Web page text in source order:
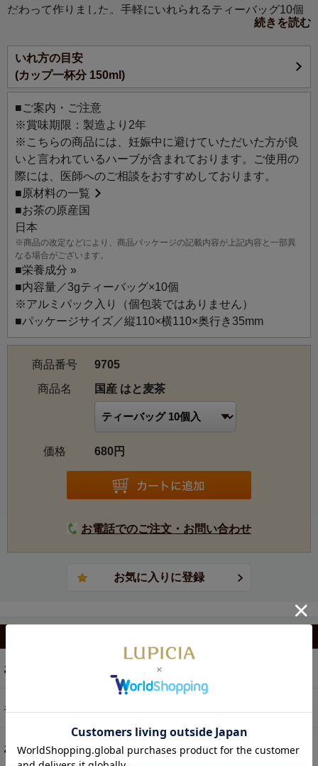
だわって作りました。手軽にいれられるティーバッグ10個
入です。温かい風合いの箱入で、贈りものにも最適です。
毎日の水分補給におすすめの、香り高い風味のお茶。美容
と健康を維持したい方に。
【産地】
富山
【生産者のこだわり】
良質なはと麦を作るためには「水が豊かであること」「肥
沃な土地であること」などの条件が必要です。
栽培に適した土地で育まれたはと麦を圧力蒸しによって
100％アルファー化(糊化＝熱を加えてデンプンを粘りのあ
る状態にすること)させた後に、独特な直火式焙煎すること
によって、はと麦本来の香ばしい風味を引き出していま
す。
【風味の特徴】
続きを読む
いれ方の目安
(カップ一杯分 150ml)
■ご案内・ご注意
※賞味期限：製造より2年
※こちらの商品には、妊娠中に避けていただいた方が良
いと言われているハーブが含まれております。ご使用の
際には、医師へのご相談をおすすめしております。
■原材料の一覧
■お茶の原産国
日本
※商品の改定などにより、商品パッケージの記載内容が上記内容と一部異
なる場合がございます。
■栄養成分 »
■内容量／3gティーバッグ×10個
※アルミパック入り（個包装ではありません）
■パッケージサイズ／縦110×横110×奥行き35mm
商品番号
9705
商品名
国産 はと麦茶
価格 680円
お電話でのご注文・お問い合わせ
お茶
ギフト
お菓子・食品・飲料